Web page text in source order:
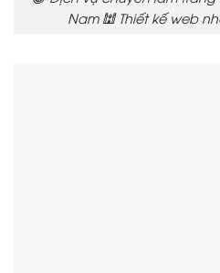
Nam 🕍 Thiết kế web